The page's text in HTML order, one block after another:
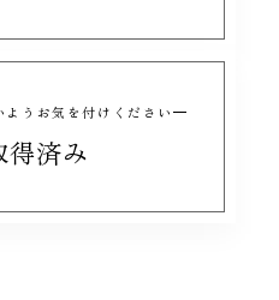
ようお気を付けください
得済み